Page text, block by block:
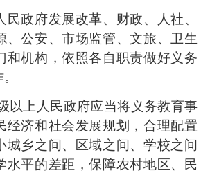
政府发展改革、财政、人社、
、公安、市场监管、文旅、卫生
和机构，依照各自职责做好义务
上人民政府应当将义务教育事
经济和社会发展规划，合理配置
城乡之间、区域之间、学校之间
水平的差距，保障农村地区、民